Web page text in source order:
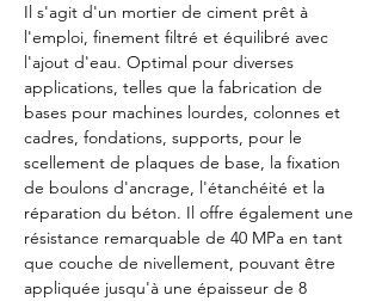
Il s'agit d'un mortier de ciment prêt à
l'emploi, finement filtré et équilibré avec
l'ajout d'eau. Optimal pour diverses
applications, telles que la fabrication de
bases pour machines lourdes, colonnes et
cadres, fondations, supports, pour le
scellement de plaques de base, la fixation
de boulons d'ancrage, l'étanchéité et la
réparation du béton. Il offre également une
résistance remarquable de 40 MPa en tant
que couche de nivellement, pouvant être
appliquée jusqu'à une épaisseur de 8